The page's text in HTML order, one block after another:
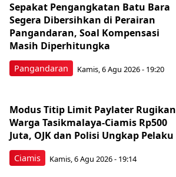
Pangandaran
Sepakat Pengangkatan Batu Bara
Segera Dibersihkan di Perairan
Pangandaran, Soal Kompensasi
Masih Diperhitungka
Kamis, 6 Agu 2026 - 19:20
Ciamis
Modus Titip Limit Paylater Rugikan
Warga Tasikmalaya-Ciamis Rp500
Juta, OJK dan Polisi Ungkap Pelaku
Kamis, 6 Agu 2026 - 19:14